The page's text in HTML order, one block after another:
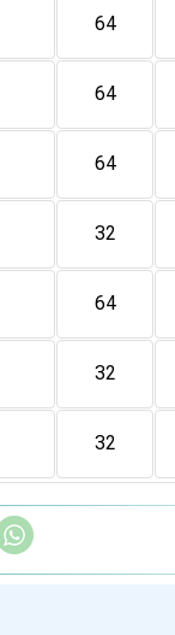
64
64
64
32
64
32
32